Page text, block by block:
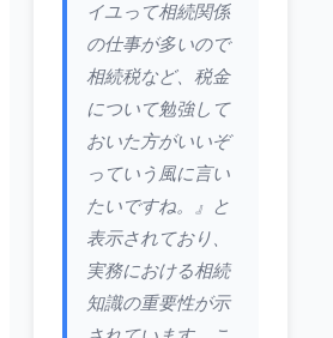
イユって相続関係
の仕事が多いので
相続税など、税金
について勉強して
おいた方がいいぞ
っていう風に言い
たいですね。』と
表示されており、
実務における相続
知識の重要性が示